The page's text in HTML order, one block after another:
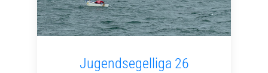
Jugendsegelliga 26